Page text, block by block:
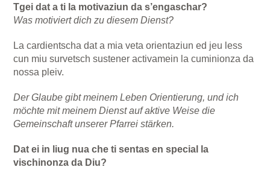
Tgei dat a ti la motivaziun da s’engaschar?
Was motiviert dich zu diesem Dienst?
La cardientscha dat a mia veta orientaziun ed jeu less
cun miu survetsch sustener activamein la cuminionza da
nossa pleiv.
Der Glaube gibt meinem Leben Orientierung, und ich
möchte mit meinem Dienst auf aktive Weise die
Gemeinschaft unserer Pfarrei stärken.
Dat ei in liug nua che ti sentas en special la
vischinonza da Diu?